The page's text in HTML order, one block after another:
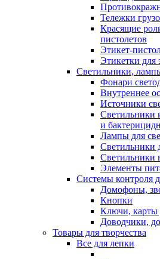
Тележки
Красящие
пистолетов
Этикет-
Этикетки для
Светильники,
Фонари
Внутреннее
Источники
Светильники
и
Лампы для
Светильники
Светильники
Элементы
Системы контроля
Домофоны,
Кнопки
Ключи, карты
Доводчики,
Товары для творчества
Все для лепки